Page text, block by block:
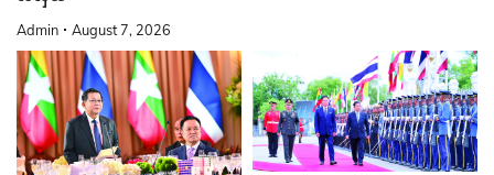
Admin August 7, 2026